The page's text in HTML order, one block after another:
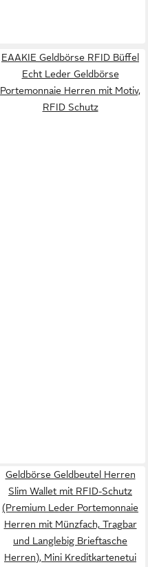
EAAKIE Geldbörse RFID Büffel
Echt Leder Geldbörse
Portemonnaie Herren mit Motiv,
RFID Schutz
Geldbörse Geldbeutel Herren
Slim Wallet mit RFID-Schutz
(Premium Leder Portemonnaie
Herren mit Münzfach, Tragbar
und Langlebig Brieftasche
Herren), Mini Kreditkartenetui